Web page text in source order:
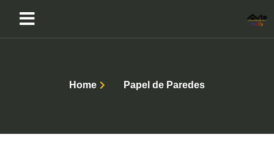
Home Papel de Paredes